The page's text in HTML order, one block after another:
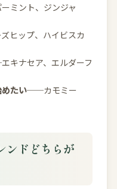
ミント、ジンジャ
ヒップ、ハイビスカ
キナセア、エルダーフ
たい──カモミー
ンドどちらが